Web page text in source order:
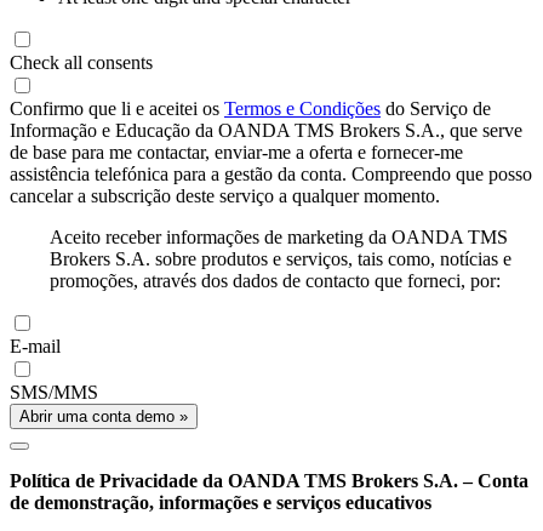
Check all consents
Confirmo que li e aceitei os Termos e Condições do Serviço de
Informação e Educação da OANDA TMS Brokers S.A., que serve
de base para me contactar, enviar-me a oferta e fornecer-me
assistência telefónica para a gestão da conta. Compreendo que posso
cancelar a subscrição deste serviço a qualquer momento.
Aceito receber informações de marketing da OANDA TMS
Brokers S.A. sobre produtos e serviços, tais como, notícias e
promoções, através dos dados de contacto que forneci, por:
E-mail
SMS/MMS
Abrir uma conta demo »
Política de Privacidade da OANDA TMS Brokers S.A. – Conta
de demonstração, informações e serviços educativos